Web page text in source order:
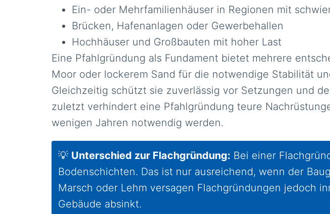
Ein- oder Mehrfamilienhäuser in Regionen mit
Brücken, Hafenanlagen oder Gewerbehallen
Hochhäuser und Großbauten mit hoher Last
Eine Pfahlgründung als Fundament bietet mehrere
Moor oder lockerem Sand für die notwendige Stabilität
Gleichzeitig schützt sie zuverlässig vor Setzungen und
zuletzt verhindert eine Pfahlgründung teure
wenigen Jahren notwendig werden.
💡 Unterschied zur Flachgründung: Bei einer
Bodenschichten. Das ist nur ausreichend, wenn der
Marsch oder Lehm versagen Flachgründungen jedoch
Gebäude absinkt.